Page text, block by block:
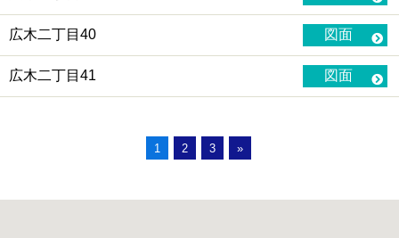
広木二丁目40 図面
広木二丁目41 図面
1 2 3 »